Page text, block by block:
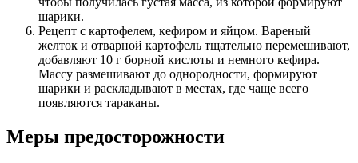
шарики.
Рецепт с картофелем, кефиром и яйцом. Вареный
желток и отварной картофель тщательно перемешивают,
добавляют 10 г борной кислоты и немного кефира.
Массу размешивают до однородности, формируют
шарики и раскладывают в местах, где чаще всего
появляются тараканы.
Меры предосторожности